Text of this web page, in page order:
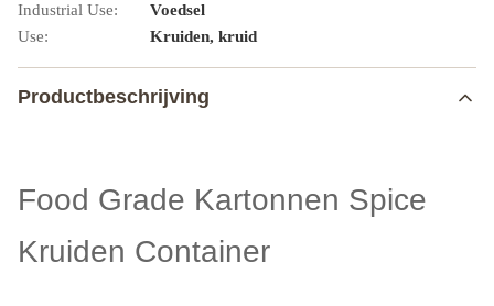
Industrial Use:
Voedsel
Use:
Kruiden, kruid
Productbeschrijving
Food Grade Kartonnen Spice
Kruiden Container